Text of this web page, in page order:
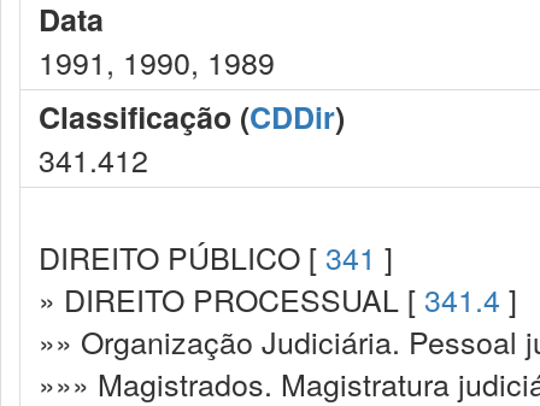
Data
1991, 1990, 1989
Classificação (CDDir)
341.412
DIREITO PÚBLICO [ 341 ]
» DIREITO PROCESSUAL [ 341.4 ]
»» Organização Judiciária. Pessoal
»»» Magistrados. Magistratura